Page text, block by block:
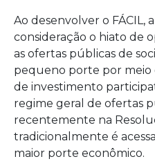
Ao desenvolver o FÁCIL,
consideração o hiato de
as ofertas públicas de
pequeno porte por
de investimento
regime geral de ofertas
recentemente na
tradicionalmente é
maior porte econômico.